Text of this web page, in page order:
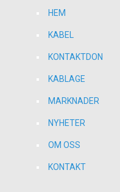
HEM
KABEL
KONTAKTDON
KABLAGE
MARKNADER
NYHETER
OM OSS
KONTAKT